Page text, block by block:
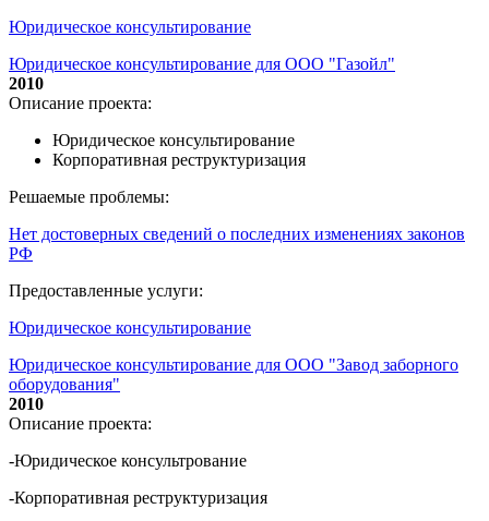
Юридическое консультирование
Юридическое консультирование для ООО "Газойл"
2010
Описание проекта:
Юридическое консультирование
Корпоративная реструктуризация
Решаемые проблемы:
Нет достоверных сведений о последних изменениях законов
РФ
Предоставленные услуги:
Юридическое консультирование
Юридическое консультирование для ООО "Завод заборного
оборудования"
2010
Описание проекта:
-Юридическое консультрование
-Корпоративная реструктуризация